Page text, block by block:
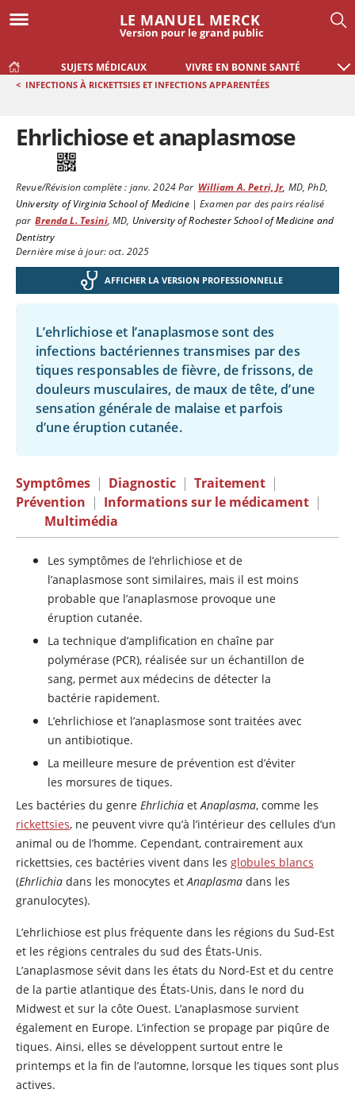
LE MANUEL MERCK
Version pour le grand public
SUJETS MÉDICAUX VIVRE EN BONNE SANTÉ
< INFECTIONS À RICKETTSIES ET INFECTIONS APPARENTÉES
Ehrlichiose et anaplasmose
Revue/Révision complète : janv. 2024Par William A. Petri, Jr, MD, PhD,
University of Virginia School of Medicine|Examen par des pairs réalisé
par Brenda L. Tesini, MD, University of Rochester School of Medicine and
Dentistry
Dernière mise à jour: oct. 2025
AFFICHER LA VERSION PROFESSIONNELLE
L’ehrlichiose et l’anaplasmose sont des
infections bactériennes transmises par des
tiques responsables de fièvre, de frissons, de
douleurs musculaires, de maux de tête, d’une
sensation générale de malaise et parfois
d’une éruption cutanée.
Symptômes | Diagnostic | Traitement |
Prévention | Informations sur le médicament |
Multimédia
Les symptômes de l’ehrlichiose et de
l’anaplasmose sont similaires, mais il est moins
probable que l’anaplasmose provoque une
éruption cutanée.
La technique d’amplification en chaîne par
polymérase (PCR), réalisée sur un échantillon de
sang, permet aux médecins de détecter la
bactérie rapidement.
L’ehrlichiose et l’anaplasmose sont traitées avec
un antibiotique.
La meilleure mesure de prévention est d’éviter
les morsures de tiques.
Les bactéries du genre Ehrlichia etAnaplasma, comme les
rickettsies, ne peuvent vivre qu’à l’intérieur des cellules d’un
animal ou de l’homme. Cependant, contrairement aux
rickettsies, ces bactéries vivent dans les globules blancs
(Ehrlichia dans les monocytes etAnaplasma dans les
granulocytes).
L’ehrlichiose est plus fréquente dans les régions du Sud-Est
et les régions centrales du sud des États-Unis.
L’anaplasmose sévit dans les états du Nord-Est et du centre
de la partie atlantique des États-Unis, dans le nord du
Midwest et sur la côte Ouest. L’anaplasmose survient
également en Europe. L’infection se propage par piqûre de
tiques. Ainsi, elles se développent surtout entre le
printemps et la fin de l’automne, lorsque les tiques sont plus
actives.